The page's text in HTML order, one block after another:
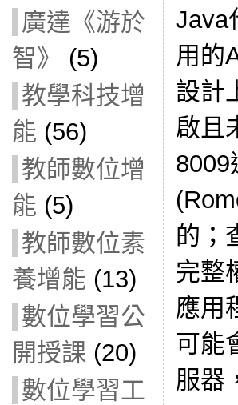
廣達《游於
智》
(5)
教學科技增
能 (56)
教師數位增
能 (5)
教師數位素
養增能 (13)
數位學習公
開授課 (20)
數位學習工
Java
用的
設計
啟且
8009
的；
完整
應用
可能
服器